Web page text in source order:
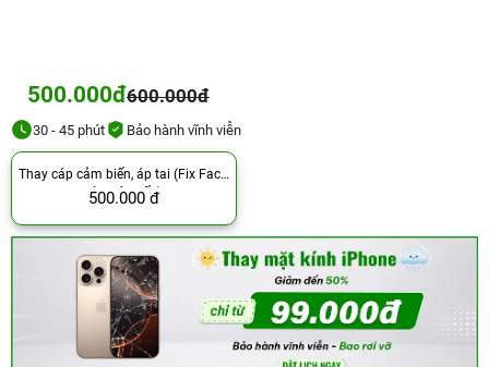
500.000đ600.000đ
30 - 45 phút Bảo hành vĩnh viễn
Thay cáp cảm biến, áp tai (Fix Face,
còn dây gốc)
500.000 đ